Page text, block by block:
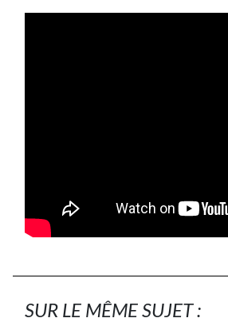
SUR LE MÊME SUJET :